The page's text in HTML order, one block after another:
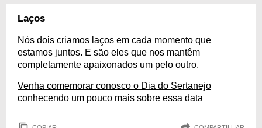
Laços
Nós dois criamos laços em cada momento que
estamos juntos. E são eles que nos mantêm
completamente apaixonados um pelo outro.
Venha comemorar conosco o Dia do Sertanejo
conhecendo um pouco mais sobre essa data